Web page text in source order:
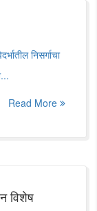
निसर्गाचा
Read More
विशेष